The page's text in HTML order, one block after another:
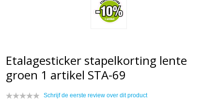
Etalagesticker stapelkorting lente
groen 1 artikel STA-69
Schrijf de eerste review over dit product